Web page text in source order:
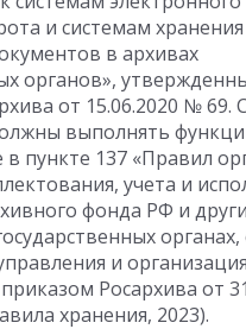
и системам хранения
в архивах
органов»,
от 15.06.2020 № 69.
выполнять
в пункте 137 «Правил
учета и
фонда РФ и
органах,
и
Росархива от
хранения, 2023).